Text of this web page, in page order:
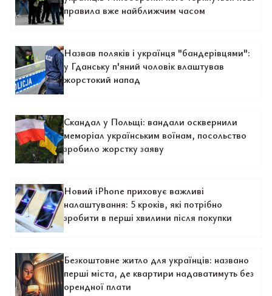
правила вже найближчим часом
Назвав поляків і українця "бандерівцями":
у Гданську п'яний чоловік влаштував
жорстокий напад
Скандал у Польщі: вандали осквернили
меморіал українським воїнам, посольство
зробило жорстку заяву
Новий iPhone приховує важливі
налаштування: 5 кроків, які потрібно
зробити в перші хвилини після покупки
Безкоштовне житло для українців: названо
перші міста, де квартири надаватимуть без
орендної плати